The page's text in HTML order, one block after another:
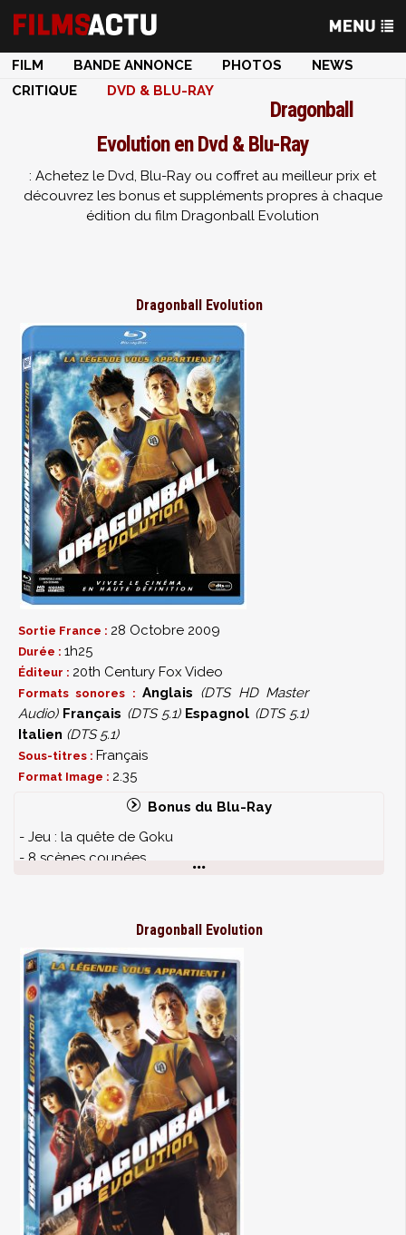
FILM BANDE ANNONCE PHOTOS
NEWS
CRITIQUE
DVD & BLU-RAY
Dragonball
Evolution en Dvd & Blu-Ray
: Achetez le Dvd, Blu-Ray ou coffret au meilleur prix et
découvrez les bonus et suppléments propres à chaque
édition du film Dragonball Evolution
Dragonball Evolution
Sortie France : 28 Octobre 2009
Durée : 1h25
Éditeur : 20th Century Fox Video
Formats sonores : Anglais (DTS HD Master
Audio) Français (DTS 5.1) Espagnol (DTS 5.1)
Italien (DTS 5.1)
Sous-titres : Français
Format Image : 2.35
Bonus du Blu-Ray
- Jeu : la quête de Goku
- 8 scènes coupées
Dragonball Evolution